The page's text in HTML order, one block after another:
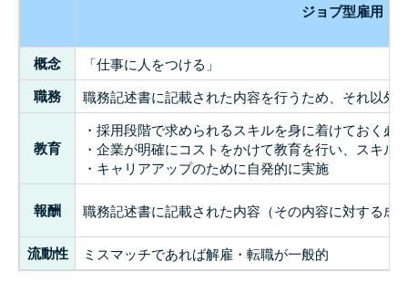
ジョブ型雇用
概念 「仕事に人をつける」
職務 職務記述書に記載された内容を行うため、それ以外
教育
・採用段階で求められるスキルを身に着けておく必
・企業が明確にコストをかけて教育を行い、スキル
・キャリアアップのために自発的に実施
報酬 職務記述書に記載された内容（その内容に対する成
流動性 ミスマッチであれば解雇・転職が一般的